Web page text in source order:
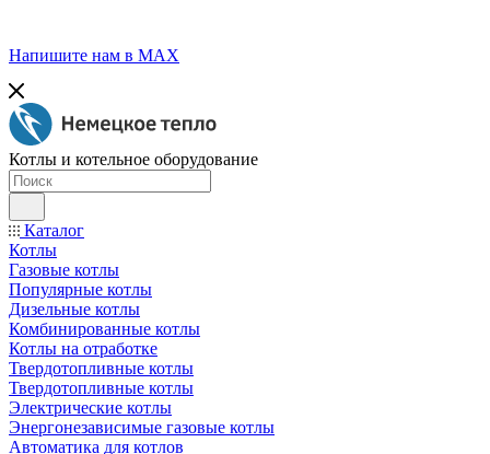
Напишите нам в МАХ
Котлы и котельное оборудование
Каталог
Котлы
Газовые котлы
Популярные котлы
Дизельные котлы
Комбинированные котлы
Котлы на отработке
Твердотопливные котлы
Твердотопливные котлы
Электрические котлы
Энергонезависимые газовые котлы
Автоматика для котлов